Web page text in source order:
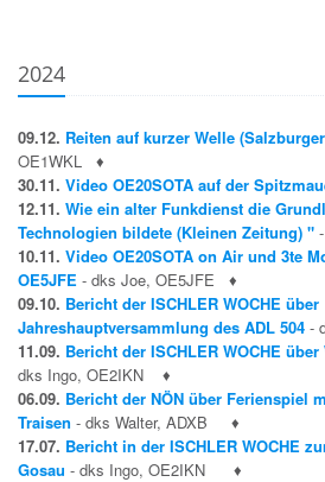
2024
09.12. Reiten auf kurzer Welle
OE1WKL
♦
30.11. Video OE20SOTA auf der
12.11. Wie ein alter Funkdienst die
Technologien bildete (Kleinen Zeitung) "
10.11. Video OE20SOTA on Air und 3te
OE5JFE - dks Joe, OE5JFE
♦
09.10. Bericht der ISCHLER WOCHE über
Jahreshauptversammlung des ADL 504 -
11.09. Bericht der ISCHLER WOCHE
dks Ingo, OE2IKN
♦
06.09. Bericht der NÖN über Ferienspiel
Traisen - dks Walter, ADXB
♦
17.07. Bericht in der ISCHLER WOCHE
Gosau - dks Ingo, OE2IKN ♦